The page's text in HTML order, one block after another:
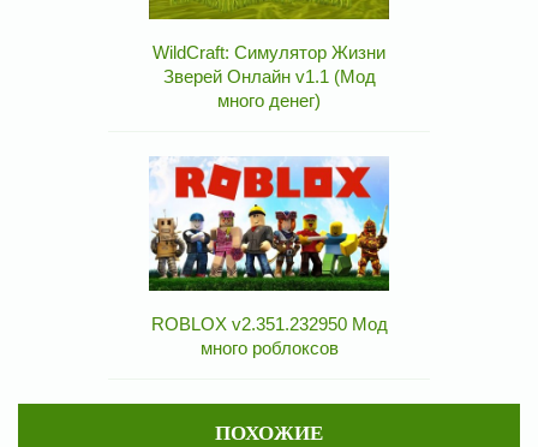
WildCraft: Симулятор Жизни
Зверей Онлайн v1.1 (Мод
много денег)
ROBLOX v2.351.232950 Мод
много роблоксов
ПОХОЖИЕ